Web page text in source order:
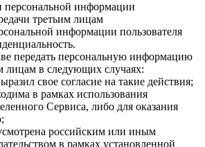
персональной информации
третьим лицам
информации пользователя
передать персональную информацию
лицам в следующих случаях:
свое согласие на такие действия;
в рамках использования
Сервиса, либо для оказания
российским или иным
в рамках установленной